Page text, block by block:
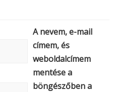
A nevem, e-mail
címem, és
weboldalcímem
mentése a
böngészőben a